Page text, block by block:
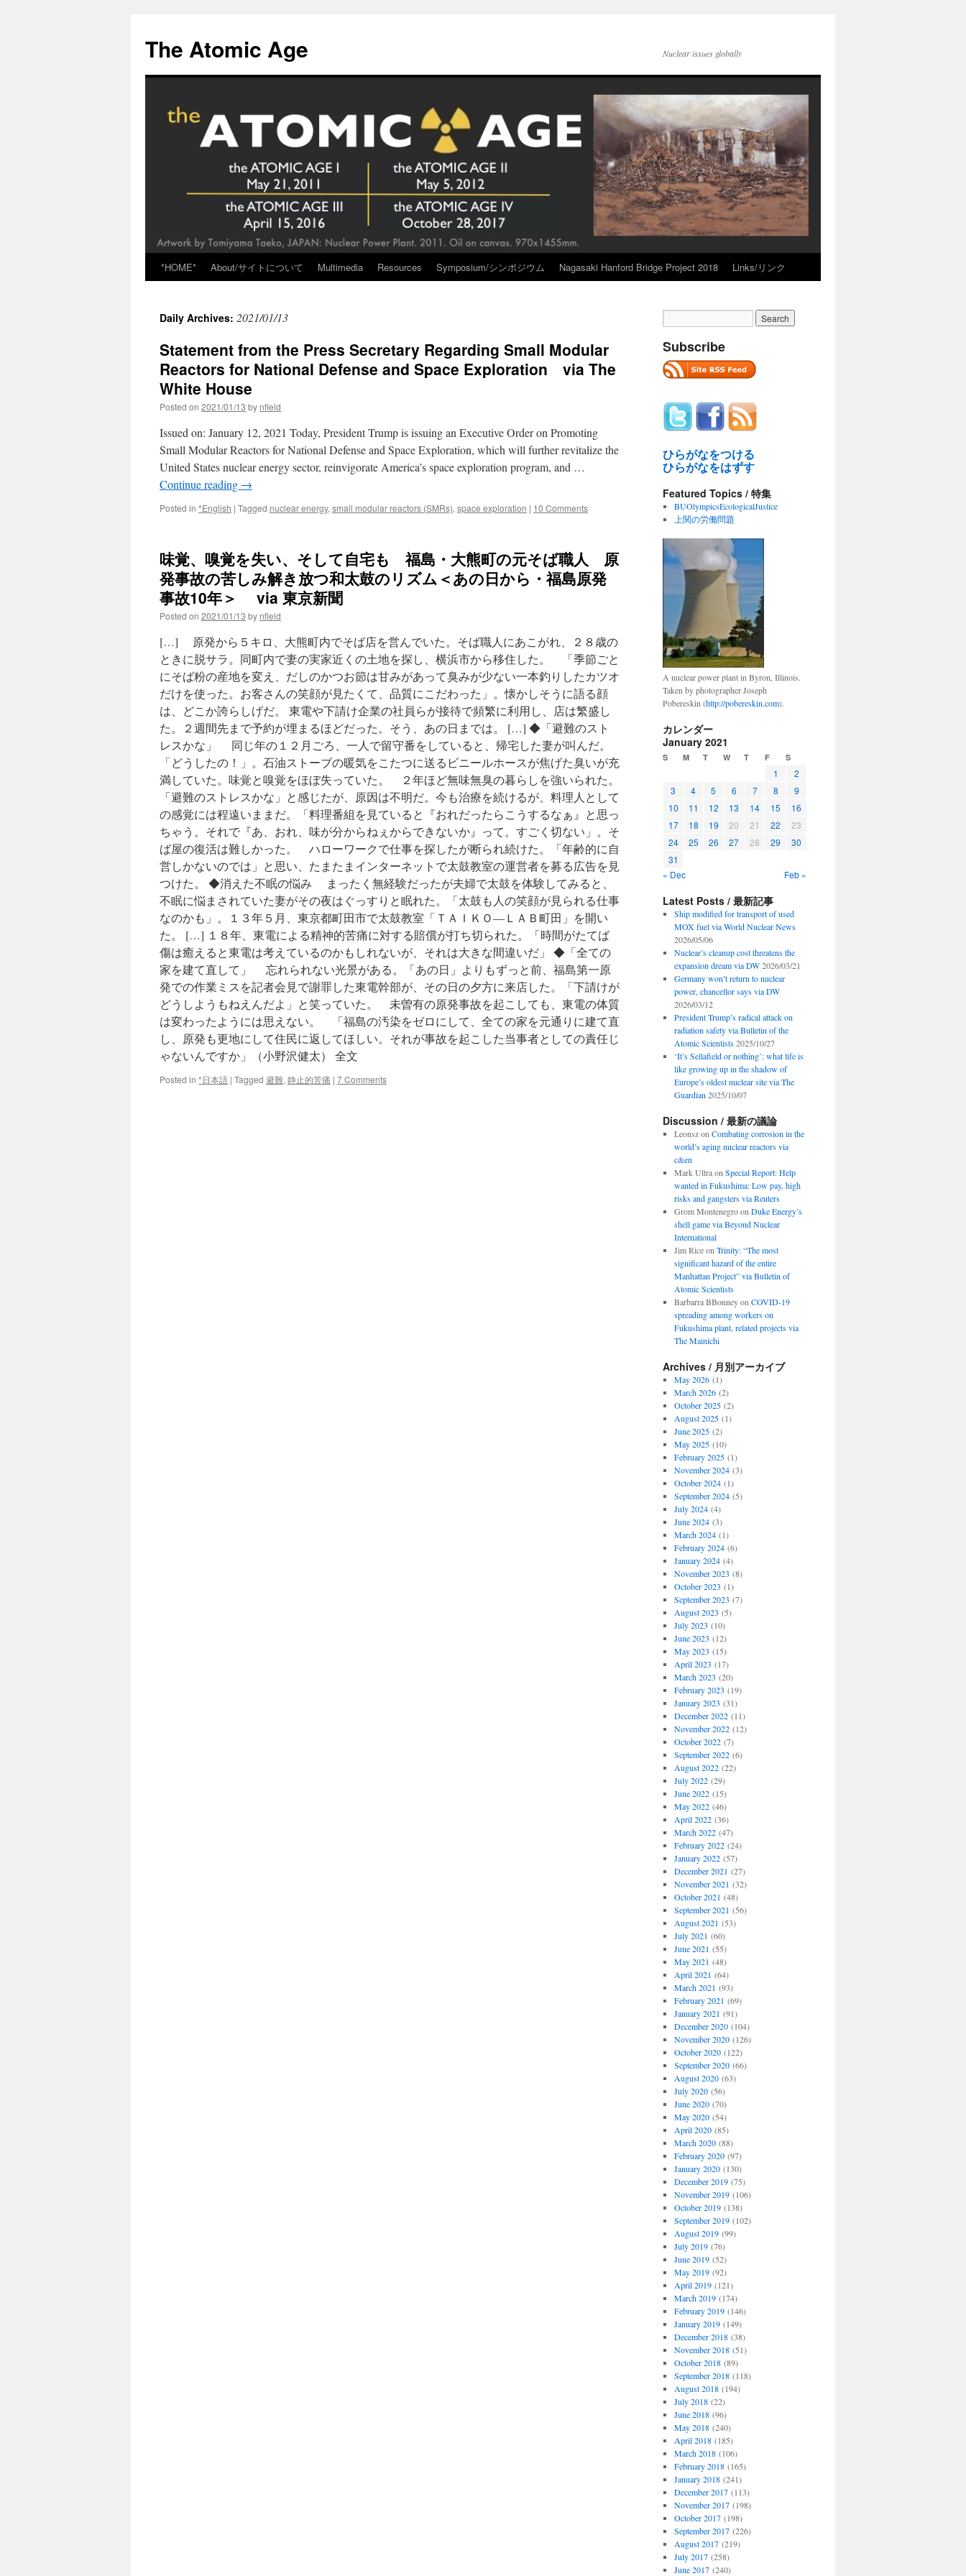
content
The Atomic Age Nuclear issues globally
*HOME* About/サイトについて Multimedia Resources Symposium/シンポジウム Nagasaki Hanford Bridge Project 2018 Links/リンク
Daily Archives: 2021/01/13
Statement from the Press Secretary Regarding Small Modular
Reactors for National Defense and Space Exploration via The
White House
Posted on 2021/01/13 by nfield
Issued on: January 12, 2021 Today, President Trump is issuing an Executive Order on Promoting
Small Modular Reactors for National Defense and Space Exploration, which will further revitalize the
United States nuclear energy sector, reinvigorate America’s space exploration program, and …
Continue reading →
Posted in *English | Tagged nuclear energy, small modular reactors (SMRs), space exploration | 10 Comments
味覚、嗅覚を失い、そして自宅も 福島・大熊町の元そば職人 原
発事故の苦しみ解き放つ和太鼓のリズム＜あの日から・福島原発
事故10年＞ via 東京新聞
Posted on 2021/01/13 by nfield
[…] 原発から５キロ、大熊町内でそば店を営んでいた。そば職人にあこがれ、２８歳の
ときに脱サラ。同町内で妻の実家近くの土地を探し、横浜市から移住した。 「季節ごと
にそば粉の産地を変え、だしのかつお節は甘みがあって臭みが少ない一本釣りしたカツオ
だけを使った。お客さんの笑顔が見たくて、品質にこだわった」。懐かしそうに語る顔
は、どこか誇らしげだ。 東電や下請け企業の社員らが接待で頻繁に利用し、店は繁盛し
た。２週間先まで予約が埋まるほどだった。そう、あの日までは。 […] ◆「避難のスト
レスかな」 同じ年の１２月ごろ、一人で留守番をしていると、帰宅した妻が叫んだ。
「どうしたの！」。石油ストーブの暖気をこたつに送るビニールホースが焦げた臭いが充
満していた。味覚と嗅覚をほぼ失っていた。 ２年ほど無味無臭の暮らしを強いられた。
「避難のストレスかな」と感じたが、原因は不明だ。今も治療を続けるが、料理人として
の感覚には程遠いままだ。「料理番組を見ていると『おれだったらこうするなぁ』と思っ
ちゃう。それで『あ、おれ、味が分からねぇからできないか』って。すごく切ない」。そ
ば屋の復活は難しかった。 ハローワークで仕事を探したが断られ続けた。「年齢的に自
営しかないのでは」と思い、たまたまインターネットで太鼓教室の運営者を募る広告を見
つけた。 ◆消えた不眠の悩み まったく無経験だったが夫婦で太鼓を体験してみると、
不眠に悩まされていた妻がその夜はぐっすりと眠れた。「太鼓も人の笑顔が見られる仕事
なのかも」。１３年５月、東京都町田市で太鼓教室「ＴＡＩＫＯ―ＬＡＢ町田」を開い
た。 […] １８年、東電による精神的苦痛に対する賠償が打ち切られた。「時間がたてば
傷は癒えると東電は考えているのかもしれないが、それは大きな間違いだ」 ◆「全ての
家を建て直して」 忘れられない光景がある。「あの日」よりもずっと前、福島第一原
発での作業ミスを記者会見で謝罪した東電幹部が、その日の夕方に来店した。「下請けが
どうしようもねえんだよ」と笑っていた。 未曽有の原発事故を起こしても、東電の体質
は変わったようには思えない。 「福島の汚染をゼロにして、全ての家を元通りに建て直
し、原発も更地にして住民に返してほしい。それが事故を起こした当事者としての責任じ
ゃないんですか」（小野沢健太） 全文
Posted in *日本語 | Tagged 避難, 静止的苦痛 | 7 Comments
Subscribe
ひらがなをつける
ひらがなをはずす
Featured Topics / 特集
BUOlympicsEcologicalJustice
上関の労働問題
A nuclear power plant in Byron, Illinois.
Taken by photographer Joseph
Pobereskin (http://pobereskin.com).
カレンダー
January 2021
S M T W T F S
1
2
3
4 5 6 7 8
9
10
11 12 13 14 15
16
17
18 19 20 21 22
23
24
25 26 27 28 29
30
31
« Dec
Feb »
Latest Posts / 最新記事
Ship modified for transport of used
MOX fuel via World Nuclear News
2026/05/06
Nuclear’s cleanup cost threatens the
expansion dream via DW 2026/03/21
Germany won’t return to nuclear
power, chancellor says via DW
2026/03/12
President Trump’s radical attack on
radiation safety via Bulletin of the
Atomic Scientists 2025/10/27
‘It’s Sellafield or nothing’: what life is
like growing up in the shadow of
Europe’s oldest nuclear site via The
Guardian 2025/10/07
Discussion / 最新の議論
Leonszon Combating corrosion in the
world’s aging nuclear reactors via
c&en
Mark Ultraon Special Report: Help
wanted in Fukushima: Low pay, high
risks and gangsters via Reuters
Grom Montenegroon Duke Energy’s
shell game via Beyond Nuclear
International
Jim Riceon Trinity: “The most
significant hazard of the entire
Manhattan Project” via Bulletin of
Atomic Scientists
Barbarra BBonneyon COVID-19
spreading among workers on
Fukushima plant, related projects via
The Mainichi
Archives / 月別アーカイブ
May 2026(1)
March 2026(2)
October 2025(2)
August 2025(1)
June 2025(2)
May 2025(10)
February 2025(1)
November 2024(3)
October 2024(1)
September 2024(5)
July 2024(4)
June 2024(3)
March 2024(1)
February 2024(6)
January 2024(4)
November 2023 (8)
October 2023 (1)
September 2023 (7)
August 2023 (5)
July 2023 (10)
June 2023 (12)
May 2023 (15)
April 2023 (17)
March 2023 (20)
February 2023 (19)
January 2023 (31)
December 2022(11)
November 2022(12)
October 2022(7)
September 2022(6)
August 2022(22)
July 2022(29)
June 2022(15)
May 2022(46)
April 2022(36)
March 2022(47)
February 2022(24)
January 2022(57)
December 2021 (27)
November 2021 (32)
October 2021 (48)
September 2021 (56)
August 2021 (53)
July 2021 (60)
June 2021 (55)
May 2021 (48)
April 2021 (64)
March 2021 (93)
February 2021 (69)
January 2021 (91)
December 2020(104)
November 2020(126)
October 2020(122)
September 2020(66)
August 2020(63)
July 2020(56)
June 2020(70)
May 2020(54)
April 2020(85)
March 2020(88)
February 2020(97)
January 2020(130)
December 2019(75)
November 2019(106)
October 2019(138)
September 2019(102)
August 2019(99)
July 2019(76)
June 2019(52)
May 2019(92)
April 2019(121)
March 2019(174)
February 2019(146)
January 2019(149)
December 2018(38)
November 2018(51)
October 2018(89)
September 2018(118)
August 2018(194)
July 2018(22)
June 2018(96)
May 2018(240)
April 2018(185)
March 2018(106)
February 2018(165)
January 2018(241)
December 2017(113)
November 2017(198)
October 2017(198)
September 2017(226)
August 2017(219)
July 2017(258)
June 2017(240)